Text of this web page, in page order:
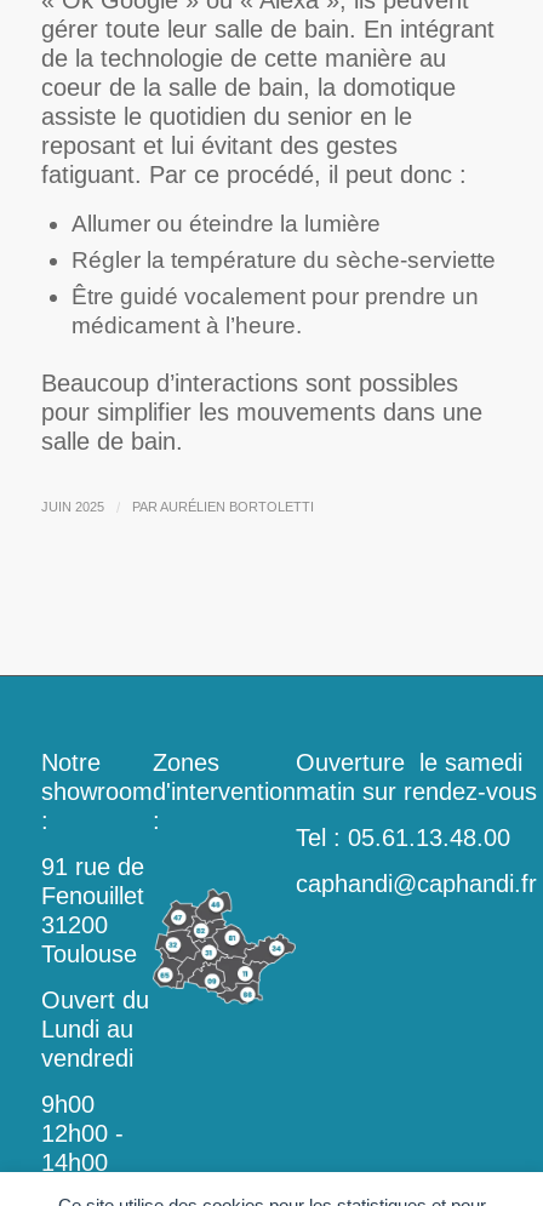
gérer toute leur salle de bain. En intégrant
de la technologie de cette manière au
coeur de la salle de bain, la domotique
assiste le quotidien du senior en le
reposant et lui évitant des gestes
fatiguant. Par ce procédé, il peut donc :
Allumer ou éteindre la lumière
Régler la température du sèche-serviette
Être guidé vocalement pour prendre un
médicament à l’heure.
Beaucoup d’interactions sont possibles
pour simplifier les mouvements dans une
salle de bain.
JUIN 2025 / PAR AURÉLIEN BORTOLETTI
Notre
showroom
:
91 rue de
Fenouillet
31200
Toulouse
Ouvert du
Lundi au
vendredi
9h00
12h00 -
14h00
Zones
d'intervention
:
Ouverture le samedi
matin sur rendez-vous
Tel : 05.61.13.48.00
caphandi@caphandi.fr